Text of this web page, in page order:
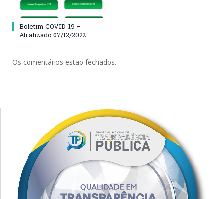
Boletim COVID-19 –
Atualizado 07/12/2022
Os comentários estão fechados.